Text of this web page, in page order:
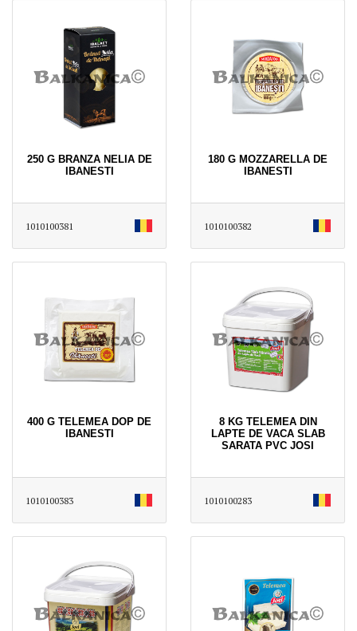
250 G BRANZA NELIA DE
IBANESTI
1010100381
180 G MOZZARELLA DE
IBANESTI
1010100382
400 G TELEMEA DOP DE
IBANESTI
1010100383
8 KG TELEMEA DIN
LAPTE DE VACA SLAB
SARATA PVC JOSI
1010100283